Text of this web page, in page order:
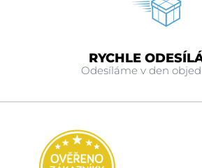
RYCHLE
Odesíláme v den